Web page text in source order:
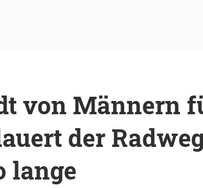
von Männern
der
lange